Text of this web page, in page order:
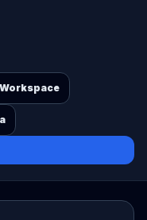
Workspace